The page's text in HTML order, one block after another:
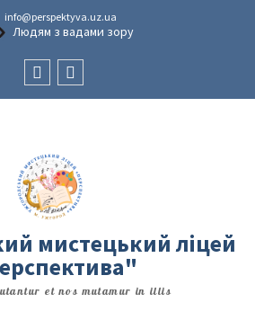
info@perspektyva.uz.ua
Людям з вадами зору
мистецький ліцей
et nos mutamur in illis